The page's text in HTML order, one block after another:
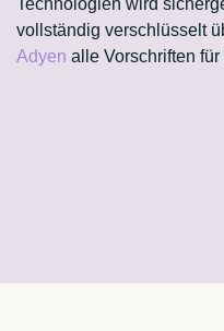
Technologien wird
vollständig verschlüsselt
Adyen alle Vorschriften